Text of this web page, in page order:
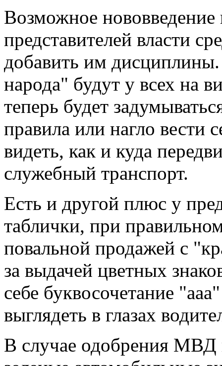
Возможное нововведение
представителей власти
добавить им
народа" будут у всех на
теперь будет
правила или нагло вести
видеть, как и куда
служебный транспорт.
Есть и другой плюс у
таблички, при
повальной продажей с
за выдачей цветных
себе буквосочетание
выглядеть в глазах
В случае одобрения МВД